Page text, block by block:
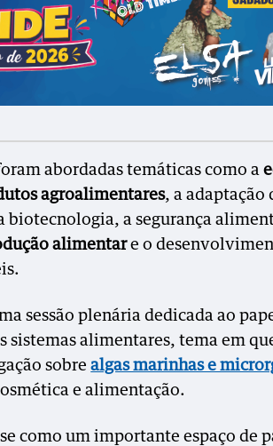
abordadas temáticas como a
agroalimentares, a adaptação
biotecnologia, a segurança
alimentare o
sessão plenária dedicada ao
sistemas alimentares, tema em
sobrealgas marinhas e
e alimentação.
como um importante espaço de